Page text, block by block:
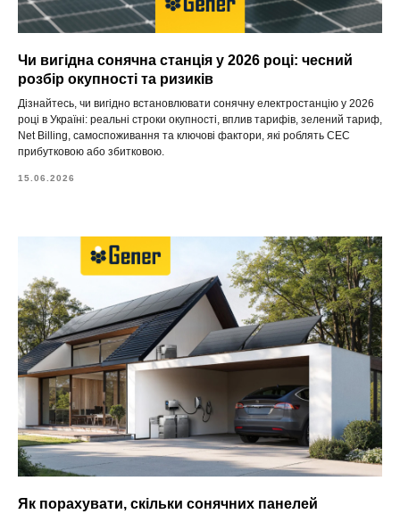
Чи вигідна сонячна станція у 2026 році: чесний
розбір окупності та ризиків
Дізнайтесь, чи вигідно встановлювати сонячну електростанцію у 2026
році в Україні: реальні строки окупності, вплив тарифів, зелений тариф,
Net Billing, самоспоживання та ключові фактори, які роблять СЕС
прибутковою або збитковою.
15.06.2026
Як порахувати, скільки сонячних панелей